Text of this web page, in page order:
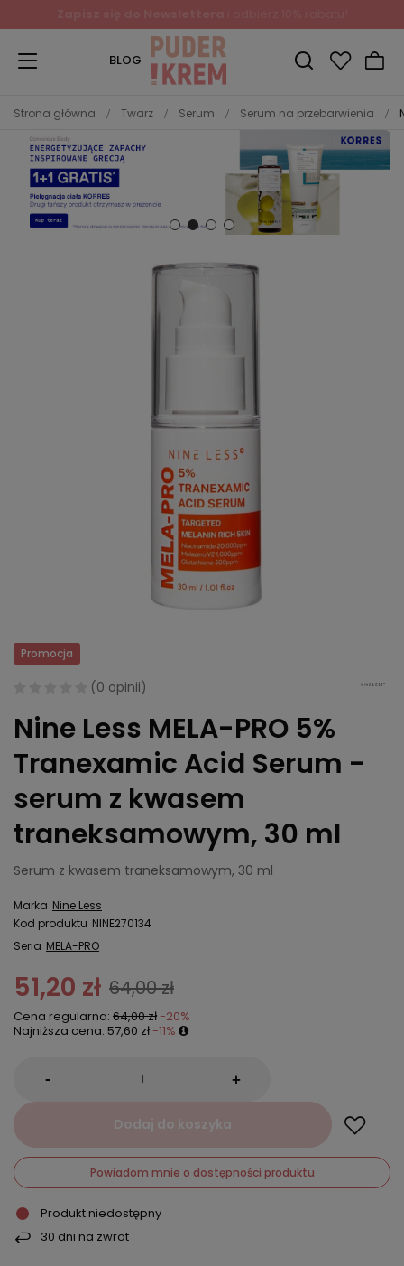
BLOG
Strona główna Twarz Serum Serum na przebarwienia
Promocja
(0 opinii)
Nine Less MELA-PRO 5%
Tranexamic Acid Serum -
serum z kwasem
traneksamowym, 30 ml
Serum z kwasem traneksamowym, 30 ml
Marka Nine Less
Kod produktu NINE270134
Seria MELA-PRO
51,20 zł 64,00 zł
Cena regularna: 64,00 zł -20%
Najniższa cena: 57,60 zł -11%
- +
Dodaj do koszyka
Powiadom mnie o dostępności produktu
Produkt niedostępny
30 dni na zwrot